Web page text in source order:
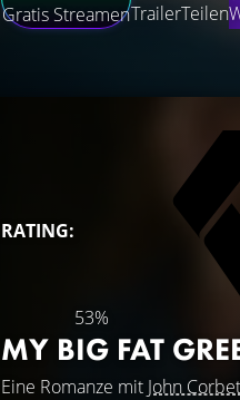
Gratis StreamenTrailerTeilen
RATING:
53%
MY BIG FAT
Eine Romanze mit John